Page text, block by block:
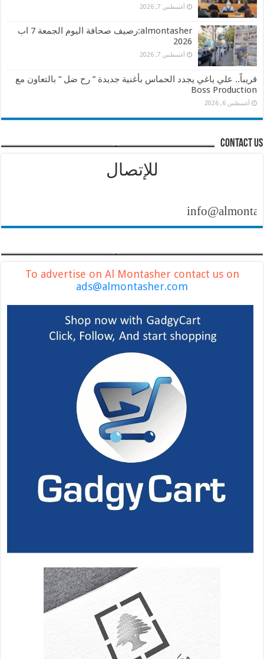
أغسطس 7, 2026
almontasher:رصيف صحافة اليوم الجمعة 7 اب
2026
أغسطس 7, 2026
قريباً.. علي ياغي يجدد الحماس بأغنية جديدة ” رح ضل ” بالتعاون مع
Boss Production
أغسطس 6, 2026
contact us
للإتصال
To advertise on Al Montasher contact us on
ads@almontasher.com